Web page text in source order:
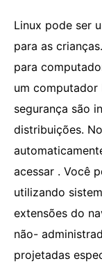
Linux pode ser
para as
para
um computador
segurança são
distribuições.
acessar . Você
utilizando
extensões do
não-
projetadas